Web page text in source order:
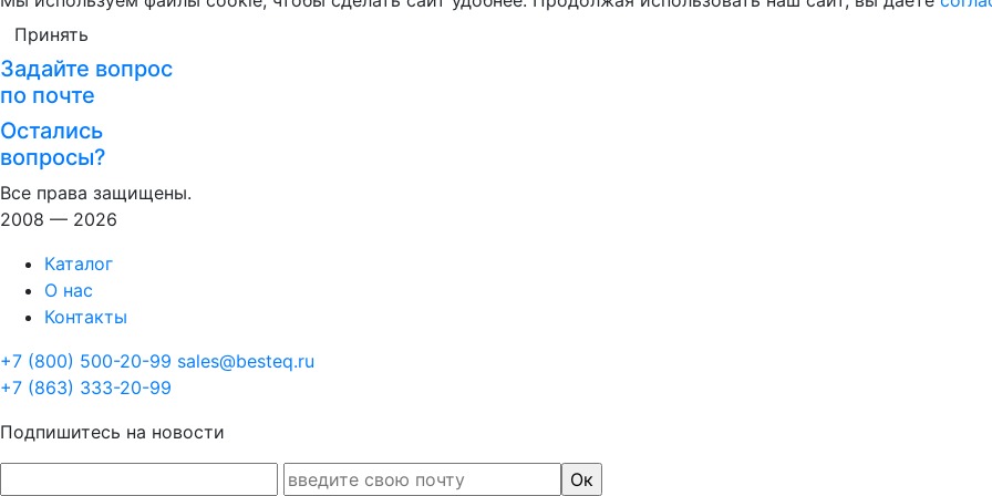
Принять
Задайте вопрос
по почте
Остались
вопросы?
Все права защищены.
2008 — 2026
Каталог
О нас
Контакты
+7 (800) 500-20-99 sales@besteq.ru
+7 (863) 333-20-99
Подпишитесь на новости